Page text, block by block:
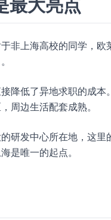
最大亮点
非上海高校的同学，
降低了异地求职的成
周边生活配套成熟。
研发中心所在地，这里
是唯一的起点。